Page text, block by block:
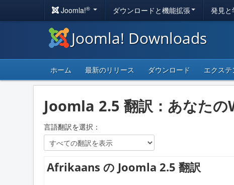
Joomla!® ダウンロードと機能拡張 発見と
Joomla! Downloads
ホーム 最新のリリース ダウンロード エクス
Joomla 2.5 翻訳：あなた
言語翻訳を選択：
Afrikaans の Joomla 2.5 翻訳